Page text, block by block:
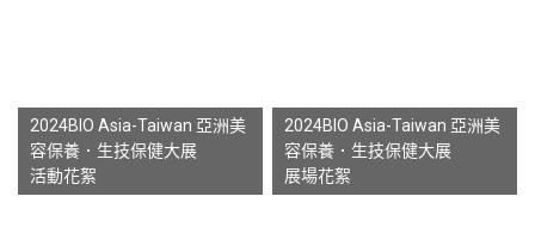
2024BIO Asia-Taiwan 亞洲美
容保養．生技保健大展
活動花絮
2024BIO Asia-Taiwan 亞洲美
容保養．生技保健大展
展場花絮